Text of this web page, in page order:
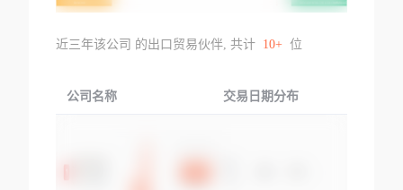
近三年该公司 的出口贸易伙伴, 共计 10+ 位
公司名称 交易日期分布